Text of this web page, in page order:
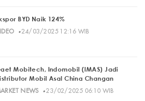
BYD Naik 124%
· 24/03/2025 12:16 WIB
Mobitech, Indomobil (IMAS) Jadi
Mobil Asal China Changan
NEWS· 23/02/2025 06:10 WIB